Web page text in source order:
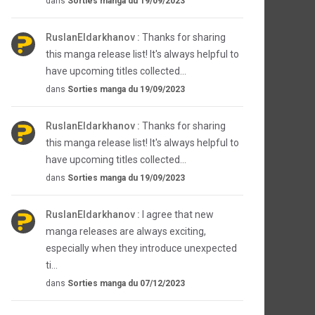
RuslanEldarkhanov : Thanks for sharing
this manga release list! It's always helpful to
have upcoming titles collected...
dans Sorties manga du 19/09/2023
RuslanEldarkhanov : Thanks for sharing
this manga release list! It's always helpful to
have upcoming titles collected...
dans Sorties manga du 19/09/2023
RuslanEldarkhanov :
I agree that new
manga releases are always exciting,
especially when they introduce unexpected
ti...
dans Sorties manga du 07/12/2023